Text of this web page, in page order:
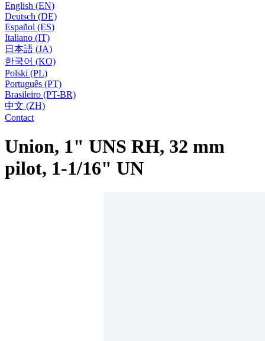
English (EN)
Deutsch (DE)
Español (ES)
Italiano (IT)
日本語 (JA)
한국어 (KO)
Polski (PL)
Português (PT)
Brasileiro (PT-BR)
中文 (ZH)
Contact
Union, 1" UNS RH, 32 mm
pilot, 1-1/16" UN